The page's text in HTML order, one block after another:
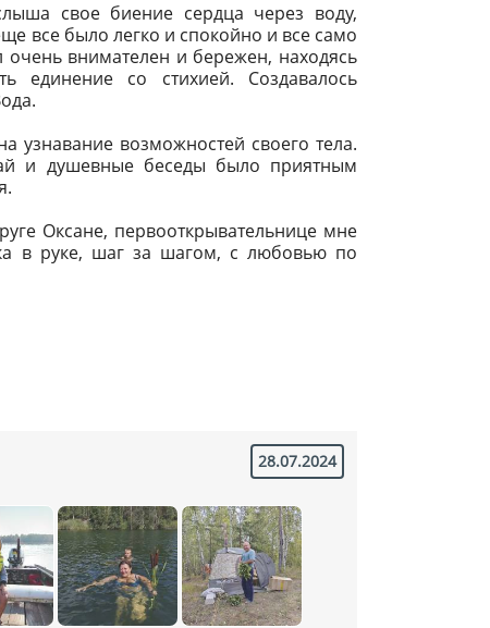
свое биение сердца через воду,
все было легко и спокойно и все само
внимателен и бережен, находясь
со стихией. Создавалось
узнавание возможностей своего тела.
и душевные беседы было приятным
Оксане, первооткрывательнице мне
в руке, шаг за шагом, с любовью по
28.07.2024